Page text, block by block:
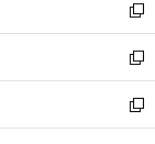
で
開
く
ド
ウ
で
開
く
新
し
い
ウ
ィ
ン
新
し
い
ウ
新
し